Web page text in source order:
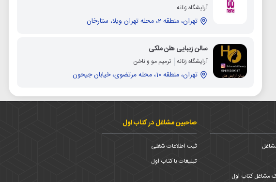
آرایشگاه زنانه
تهران، منطقه 2، محله تهران ویلا، ستارخان
سالن زیبایی هلن ملکی
آرایشگاه زنانه ترمیم مو و ناخن
تهران، منطقه 10، محله مرتضوی، خیابان جیحون
مشاغل کتاب اول
صاحبین مشاغل در کتاب اول
ثبت اطلاعات شغلی
تبلیغات با کتاب اول